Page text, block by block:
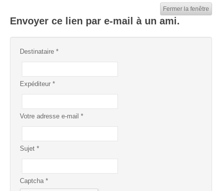
Envoyer ce lien par e-mail à un ami.
Fermer la fenêtre
Destinataire *
Expéditeur *
Votre adresse e-mail *
Sujet *
Captcha*